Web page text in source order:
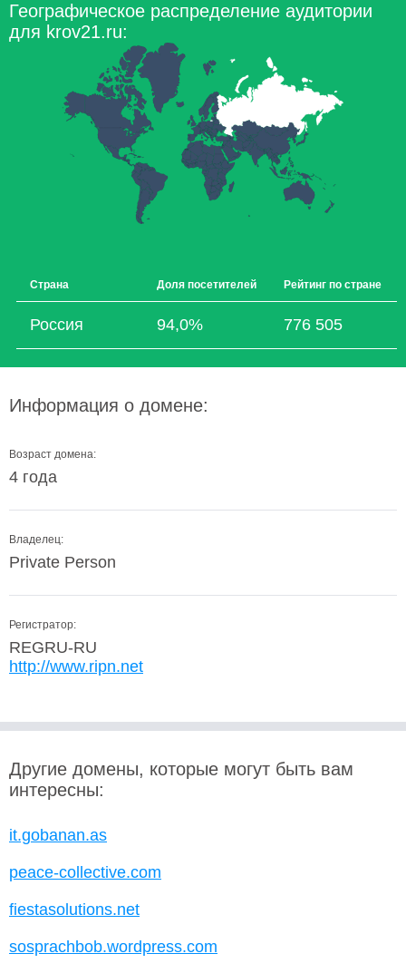
Географическое распределение аудитории
для krov21.ru:
Страна Доля посетителей Рейтинг по стране
Россия 94,0% 776 505
Информация о домене:
Возраст домена:
4 года
Владелец:
Private Person
Регистратор:
REGRU-RU
http://www.ripn.net
Другие домены, которые могут быть вам
интересны:
it.gobanan.as
peace-collective.com
fiestasolutions.net
sosprachbob.wordpress.com